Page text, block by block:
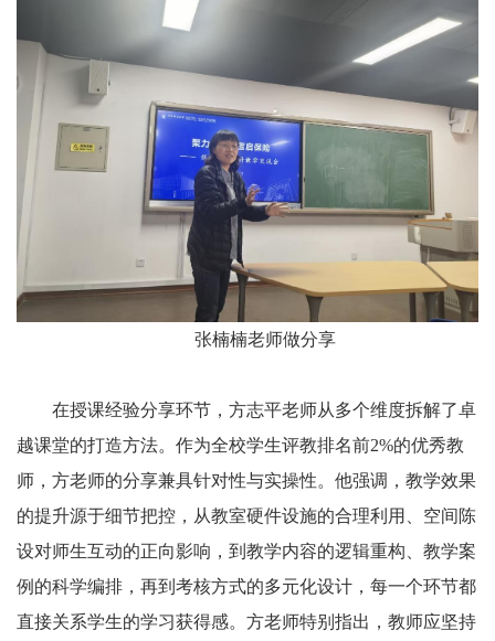
张楠楠老师做分享
在授课经验分享环节，方志平老师从多个维度拆解了卓
越课堂的打造方法。作为全校学生评教排名前2%的优秀教
师，方老师的分享兼具针对性与实操性。他强调，教学效果
的提升源于细节把控，从教室硬件设施的合理利用、空间陈
设对师生互动的正向影响，到教学内容的逻辑重构、教学案
例的科学编排，再到考核方式的多元化设计，每一个环节都
直接关系学生的学习获得感。方老师特别指出，教师应坚持